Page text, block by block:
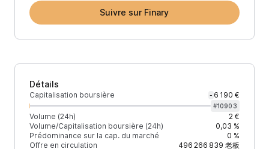
Suivre sur Finary
Détails
Capitalisation boursière - 6 190 €
#10903
Volume (24h)
2 €
Volume/Capitalisation boursière (24h)
0,03 %
Prédominance sur la cap. du marché
0 %
Offre en circulation
496 266 839 老板